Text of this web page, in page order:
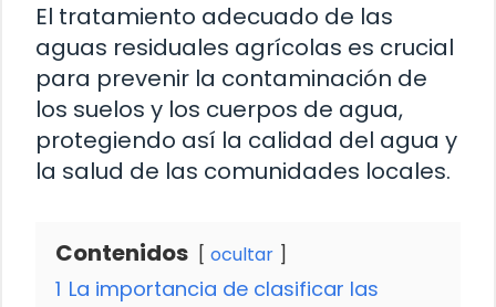
El tratamiento adecuado de las
aguas residuales agrícolas es crucial
para prevenir la contaminación de
los suelos y los cuerpos de agua,
protegiendo así la calidad del agua y
la salud de las comunidades locales.
Contenidos ocultar
1 La importancia de clasificar las